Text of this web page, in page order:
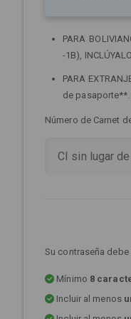
PARA
-1B),
PARA
de pasaporte**.
Número de Carnet
Su contraseña
Mínimo 8
Incluir al menos